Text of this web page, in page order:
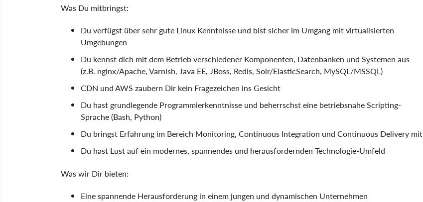
Was Du mitbringst:
Du verfügst über sehr gute Linux Kenntnisse und bist sicher im Umgang mit virtualisierten
Umgebungen
Du kennst dich mit dem Betrieb verschiedener Komponenten, Datenbanken und Systemen aus
(z.B. nginx/Apache, Varnish, Java EE, JBoss, Redis, Solr/ElasticSearch, MySQL/MSSQL)
CDN und AWS zaubern Dir kein Fragezeichen ins Gesicht
Du hast grundlegende Programmierkenntnisse und beherrschst eine betriebsnahe Scripting-
Sprache (Bash, Python)
Du bringst Erfahrung im Bereich Monitoring, Continuous Integration und Continuous Delivery mit
Du hast Lust auf ein modernes, spannendes und herausfordernden Technologie-Umfeld
Was wir Dir bieten:
Eine spannende Herausforderung in einem jungen und dynamischen Unternehmen